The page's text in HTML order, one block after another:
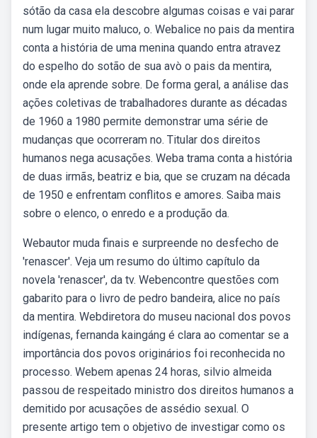
sótão da casa ela descobre algumas coisas e vai parar
num lugar muito maluco, o. Webalice no pais da mentira
conta a história de uma menina quando entra atravez
do espelho do sotão de sua avò o pais da mentira,
onde ela aprende sobre. De forma geral, a análise das
ações coletivas de trabalhadores durante as décadas
de 1960 a 1980 permite demonstrar uma série de
mudanças que ocorreram no. Titular dos direitos
humanos nega acusações. Weba trama conta a história
de duas irmãs, beatriz e bia, que se cruzam na década
de 1950 e enfrentam conflitos e amores. Saiba mais
sobre o elenco, o enredo e a produção da.
Webautor muda finais e surpreende no desfecho de
'renascer'. Veja um resumo do último capítulo da
novela 'renascer', da tv. Webencontre questões com
gabarito para o livro de pedro bandeira, alice no país
da mentira. Webdiretora do museu nacional dos povos
indígenas, fernanda kaingáng é clara ao comentar se a
importância dos povos originários foi reconhecida no
processo. Webem apenas 24 horas, silvio almeida
passou de respeitado ministro dos direitos humanos a
demitido por acusações de assédio sexual. O
presente artigo tem o objetivo de investigar como os